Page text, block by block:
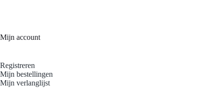
Mijn account
Registreren
Mijn bestellingen
Mijn verlanglijst